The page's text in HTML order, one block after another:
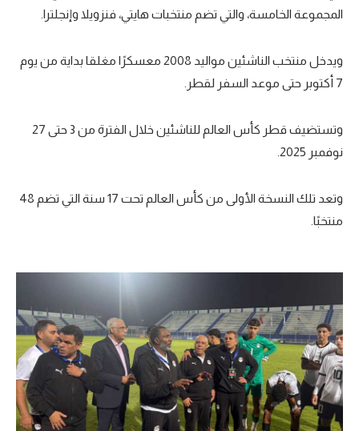
المجموعة الخامسة، والتي تضم منتخبات هايتي، فنزويلا وإنجلترا.
ويدخل منتخب الناشئين مواليد 2008 معسكرًا مغلقا بداية من يوم
7 أكتوبر حتى موعد السفر لقطر.
وتستضيف قطر كأس العالم للناشئين خلال الفترة من 3 حتى 27
نوفمبر 2025.
وتعد تلك النسخة الأولى من كأس العالم تحت 17 سنة التي تضم 48
منتخبًا.